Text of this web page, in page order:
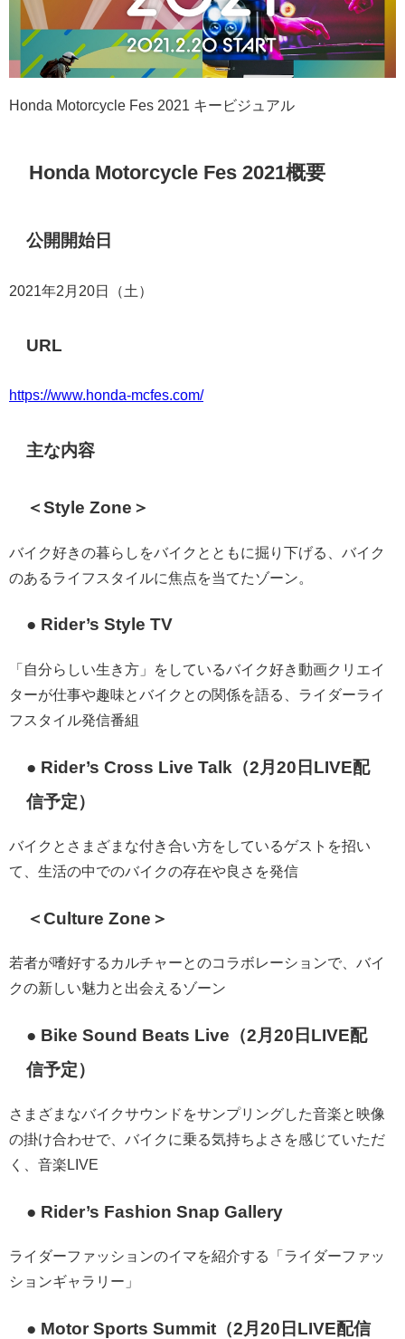
Honda Motorcycle Fes 2021 キービジュアル
Honda Motorcycle Fes 2021概要
公開開始日
2021年2月20日（土）
URL
https://www.honda-mcfes.com/
主な内容
＜Style Zone＞
バイク好きの暮らしをバイクとともに掘り下げる、バイク
のあるライフスタイルに焦点を当てたゾーン。
● Rider’s Style TV
「自分らしい生き方」をしているバイク好き動画クリエイ
ターが仕事や趣味とバイクとの関係を語る、ライダーライ
フスタイル発信番組
● Rider’s Cross Live Talk（2月20日LIVE配
信予定）
バイクとさまざまな付き合い方をしているゲストを招い
て、生活の中でのバイクの存在や良さを発信
＜Culture Zone＞
若者が嗜好するカルチャーとのコラボレーションで、バイ
クの新しい魅力と出会えるゾーン
● Bike Sound Beats Live（2月20日LIVE配
信予定）
さまざまなバイクサウンドをサンプリングした音楽と映像
の掛け合わせで、バイクに乗る気持ちよさを感じていただ
く、音楽LIVE
● Rider’s Fashion Snap Gallery
ライダーファッションのイマを紹介する「ライダーファッ
ションギャラリー」
● Motor Sports Summit（2月20日LIVE配信